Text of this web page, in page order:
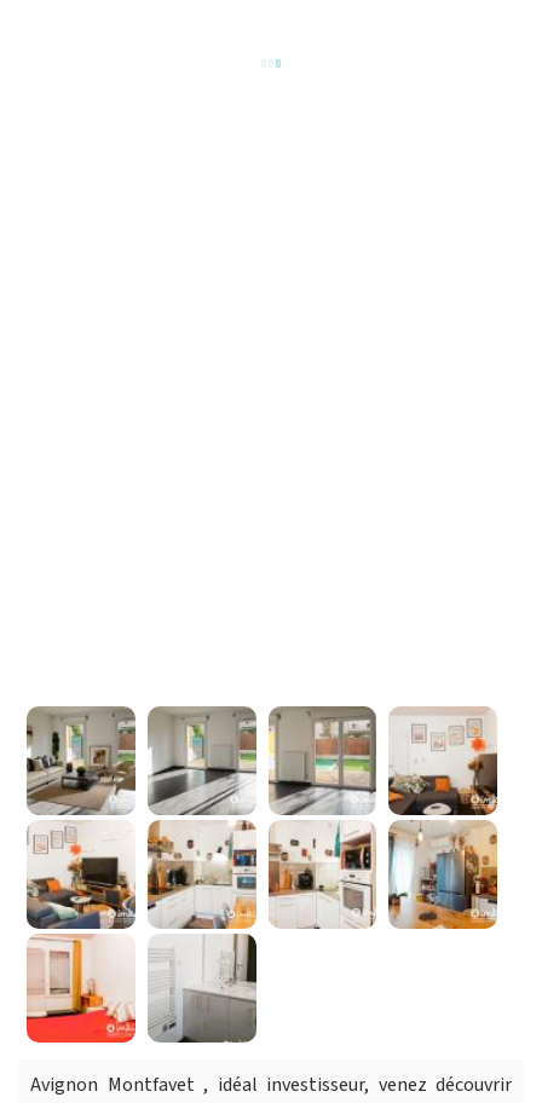
Avignon Montfavet , idéal investisseur, venez découvrir